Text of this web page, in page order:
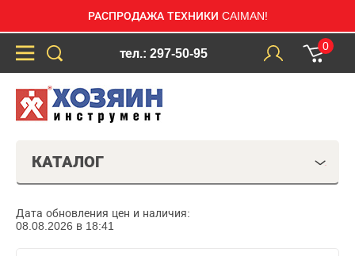
РАСПРОДАЖА ТЕХНИКИ CAIMAN!
тел.: 297-50-95
0
КАТАЛОГ
Дата обновления цен и наличия:
08.08.2026 в 18:41